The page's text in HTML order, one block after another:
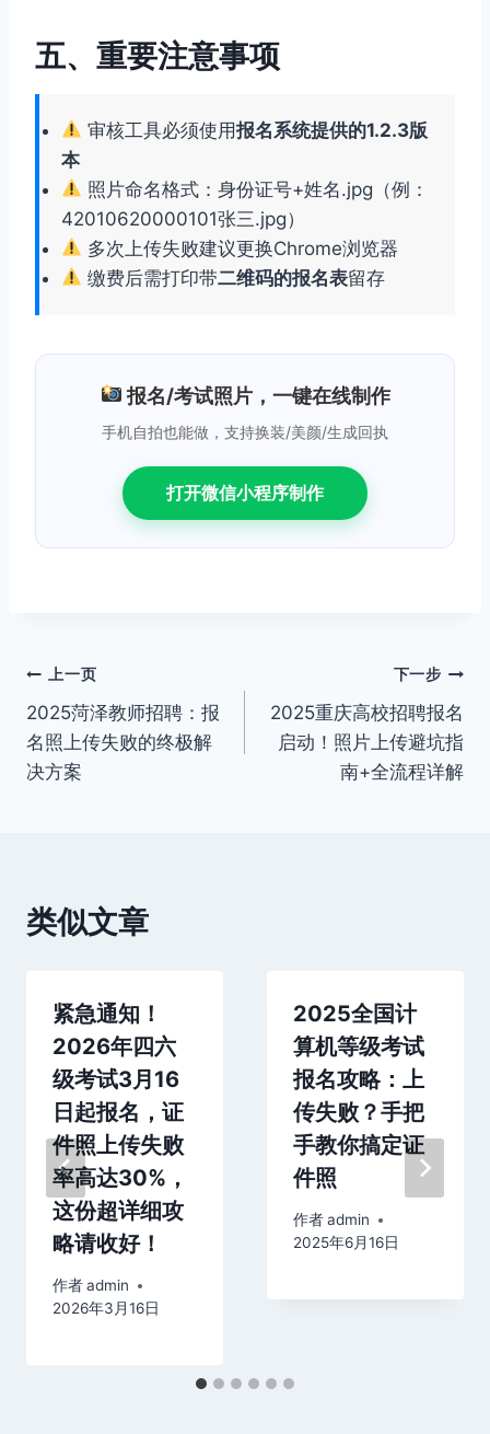
五、重要注意事项
审核工具必须使用报名系统提供的1.2.3版
本
照片命名格式：身份证号+姓名.jpg（例：
42010620000101张三.jpg）
多次上传失败建议更换Chrome浏览器
缴费后需打印带二维码的报名表留存
报名/考试照片，一键在线制作
手机自拍也能做，支持换装/美颜/生成回执
打开微信小程序制作
文
章
导
上一页
2025菏泽教师招聘：报
名照上传失败的终极解
决方案
下一步
2025重庆高校招聘报名
启动！照片上传避坑指
南+全流程详解
类似文章
紧急通知！
2026年四六
级考试3月16
日起报名，证
件照上传失败
率高达30%，
这份超详细攻
略请收好！
作者admin
2026年3月16日
2025全国计
算机等级考试
报名攻略：上
传失败？手把
手教你搞定证
件照
作者admin
2025年6月16日